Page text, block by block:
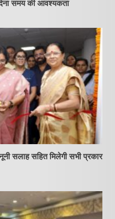
समय की आवश्यकता
सलाह सहित मिलेगी सभी प्रकार